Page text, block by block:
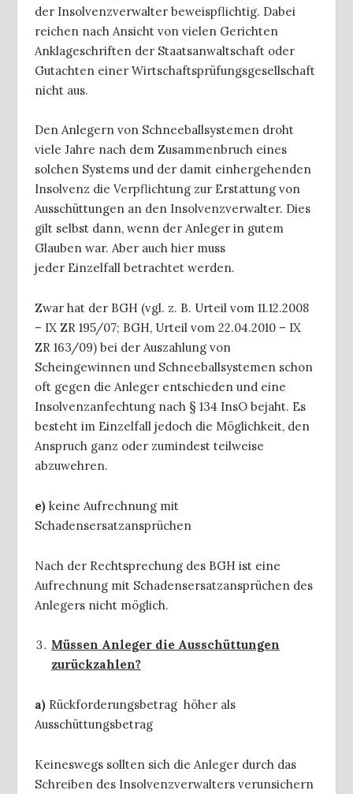
der Insolvenzverwalter beweispflichtig. Dabei
reichen nach Ansicht von vielen Gerichten
Anklageschriften der Staatsanwaltschaft oder
Gutachten einer Wirtschaftsprüfungsgesellschaft
nicht aus.
Den Anlegern von Schneeballsystemen droht
viele Jahre nach dem Zusammenbruch eines
solchen Systems und der damit einhergehenden
Insolvenz die Verpflichtung zur Erstattung von
Ausschüttungen an den Insolvenzverwalter. Dies
gilt selbst dann, wenn der Anleger in gutem
Glauben war. Aber auch hier muss
jeder Einzelfall betrachtet werden.
Zwar hat der BGH (vgl. z. B. Urteil vom 11.12.2008
– IX ZR 195/07; BGH, Urteil vom 22.04.2010 – IX
ZR 163/09) bei der Auszahlung von
Scheingewinnen und Schneeballsystemen schon
oft gegen die Anleger entschieden und eine
Insolvenzanfechtung nach § 134 InsO bejaht. Es
besteht im Einzelfall jedoch die Möglichkeit, den
Anspruch ganz oder zumindest teilweise
abzuwehren.
e) keine Aufrechnung mit
Schadensersatzansprüchen
Nach der Rechtsprechung des BGH ist eine
Aufrechnung mit Schadensersatzansprüchen des
Anlegers nicht möglich.
Müssen Anleger die Ausschüttungen
zurückzahlen?
a) Rückforderungsbetrag höher als
Ausschüttungsbetrag
Keineswegs sollten sich die Anleger durch das
Schreiben des Insolvenzverwalters verunsichern